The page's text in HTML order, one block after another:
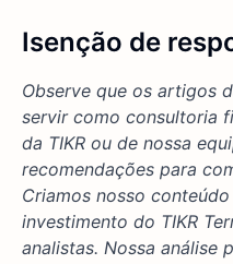
Isenção de
Observe que os artigos
servir como consultoria
da TIKR ou de nossa
recomendações para
Criamos nosso
investimento do TIKR
analistas. Nossa análise